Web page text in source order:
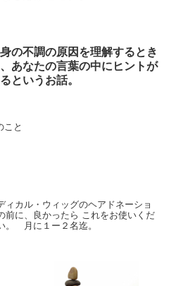
の不調の原因を理解するとき
あなたの言葉の中にヒントが
というお話。
こと
ィカル・ウィッグのヘアドネーショ
前に、良かったら これをお使いくだ
。 月に１ー２名迄。